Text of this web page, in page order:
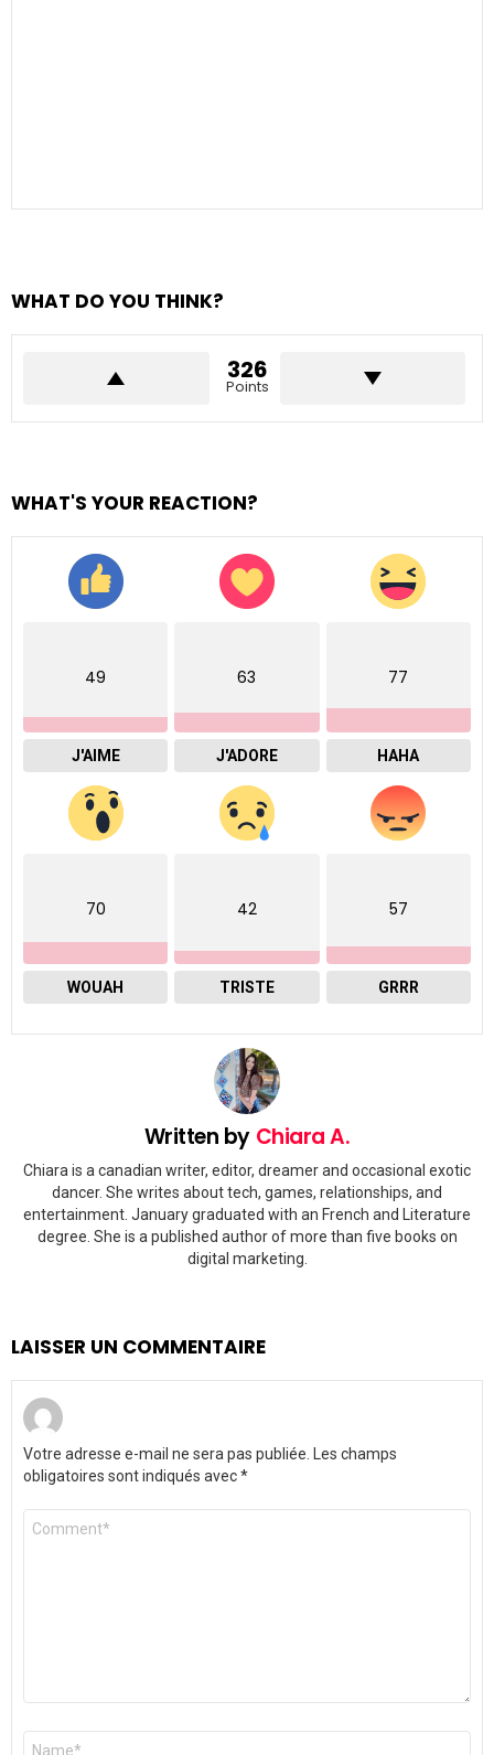
WHAT DO YOU THINK?
326
Points
WHAT'S YOUR REACTION?
49
J'AIME
63
J'ADORE
77
HAHA
70
WOUAH
42
TRISTE
57
GRRR
Written by Chiara A.
Chiara is a canadian writer, editor, dreamer and occasional exotic
dancer. She writes about tech, games, relationships, and
entertainment. January graduated with an French and Literature
degree. She is a published author of more than five books on
digital marketing.
LAISSER UN COMMENTAIRE
Votre adresse e-mail ne sera pas publiée.
Les champs
obligatoires sont indiqués avec*
Commentaire
Nom